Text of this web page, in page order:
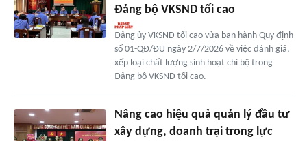
Đảng bộ VKSND tối cao
Đảng ủy VKSND tối cao vừa ban hành Quy định
số 01-QĐ/ĐU ngày 2/7/2026 về việc đánh giá,
xếp loại chất lượng sinh hoạt chi bộ trong
Đảng bộ VKSND tối cao.
Nâng cao hiệu quả quản lý đầu tư
xây dựng, doanh trại trong lực